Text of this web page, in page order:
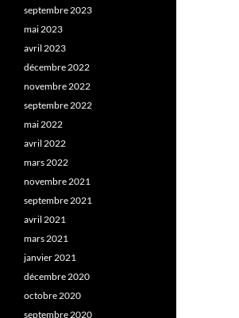
septembre 2023
mai 2023
avril 2023
décembre 2022
novembre 2022
septembre 2022
mai 2022
avril 2022
mars 2022
novembre 2021
septembre 2021
avril 2021
mars 2021
janvier 2021
décembre 2020
octobre 2020
septembre 2020